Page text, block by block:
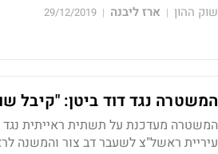
שוק ההון | ארז ליבנה |
29/12/2019
המשטרה נגד דוד ביטן: "קיבל
עיריית ראשל"צ לשעבר דב צור והמשנה